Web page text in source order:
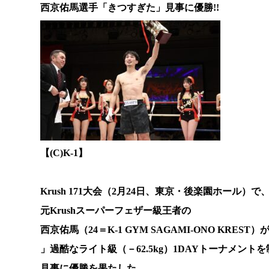
西京佑馬選手「きつすぎた」見事に優勝!!
【(C)K-1】
Krush 171大会（2月24日、東京・後楽園ホール）で、
元Krushスーパーフェザー級王者の
西京佑馬（24＝K-1 GYM SAGAMI-ONO KREST）が
」過酷なライト級（－62.5kg）1DAYトーナメントを